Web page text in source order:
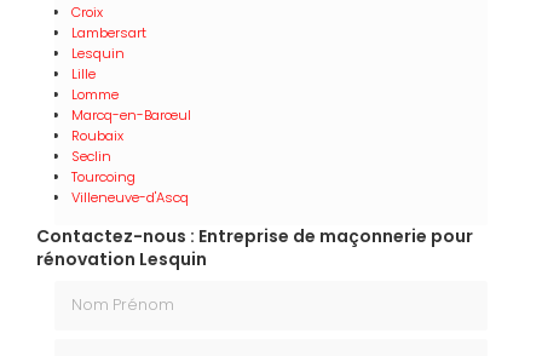
Croix
Lambersart
Lesquin
Lille
Lomme
Marcq-en-Barœul
Roubaix
Seclin
Tourcoing
Villeneuve-d'Ascq
Contactez-nous : Entreprise de maçonnerie pour
rénovation Lesquin